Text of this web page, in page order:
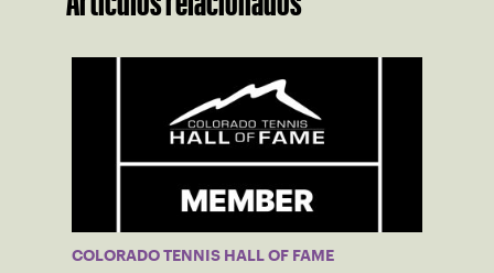
COLORADO TENNIS HALL OF FAME